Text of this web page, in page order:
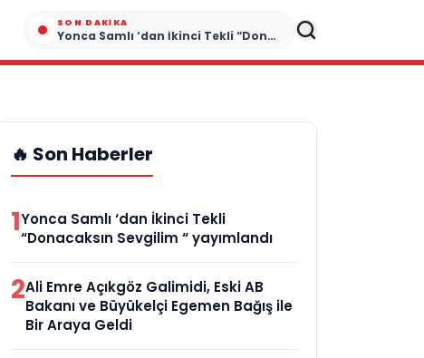
SON DAKIKA
Yonca Samlı ‘dan İkinci Tekli “Donacaksın Sevgilim “ yayımlandı
🔥 Son Haberler
1Yonca Samlı ‘dan İkinci Tekli
“Donacaksın Sevgilim “ yayımlandı
2Ali Emre Açıkgöz Galimidi, Eski AB
Bakanı ve Büyükelçi Egemen Bağış ile
Bir Araya Geldi